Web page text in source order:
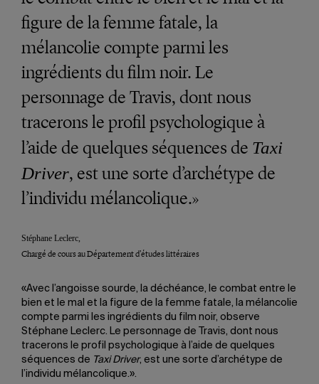
figure de la femme fatale, la
mélancolie compte parmi les
ingrédients du film noir. Le
personnage de Travis, dont nous
tracerons le profil psychologique à
l’aide de quelques séquences de Taxi
Driver, est une sorte d’archétype de
l’individu mélancolique.»
Stéphane Leclerc,
Chargé de cours au Département d’études littéraires
«Avec l’angoisse sourde, la déchéance, le combat entre le
bien et le mal et la figure de la femme fatale, la mélancolie
compte parmi les ingrédients du film noir, observe
Stéphane Leclerc. Le personnage de Travis, dont nous
tracerons le profil psychologique à l’aide de quelques
séquences de Taxi Driver, est une sorte d’archétype de
l’individu mélancolique.».